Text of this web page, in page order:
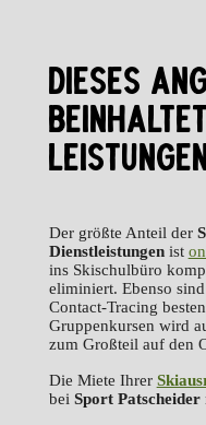
DIESES
Der größte Anteil der
Dienstleistungen ist
ins Skischulbüro
eliminiert. Ebenso
Contact-Tracing
Gruppenkursen wird
zum Großteil auf den
Die Miete Ihrer
bei Sport Patscheider